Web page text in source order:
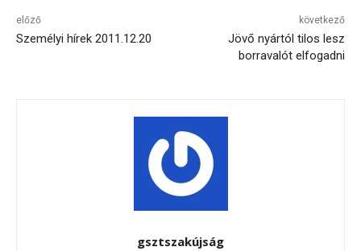
előző
Személyi hírek 2011.12.20
következő
Jövő nyártól tilos lesz
borravalót elfogadni
gsztszakújság